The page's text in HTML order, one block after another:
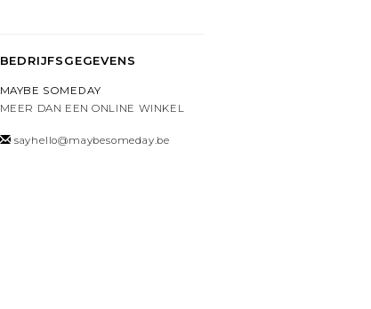
BEDRIJFSGEGEVENS
MAYBE SOMEDAY
MEER DAN EEN ONLINE WINKEL
sayhello@maybesomeday.be